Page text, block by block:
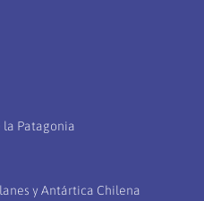
Patagonia
y Antártica Chilena